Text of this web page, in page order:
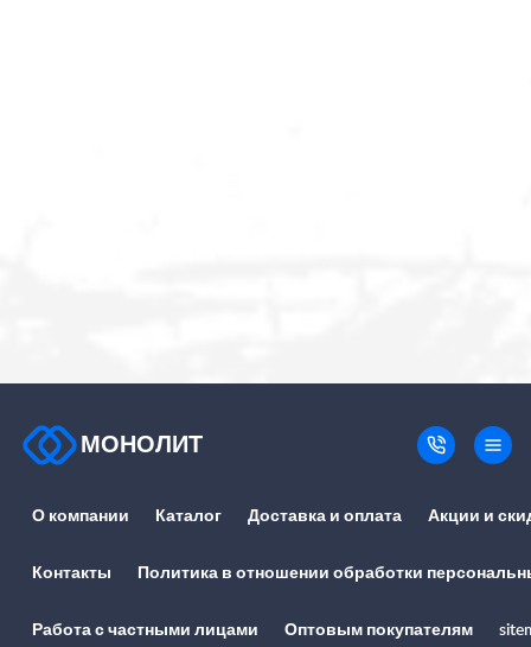
МОНОЛИТ
О компании Каталог Доставка и оплата Акции и
Контакты Политика в отношении обработки
Работа с частными лицами Оптовым покупателям